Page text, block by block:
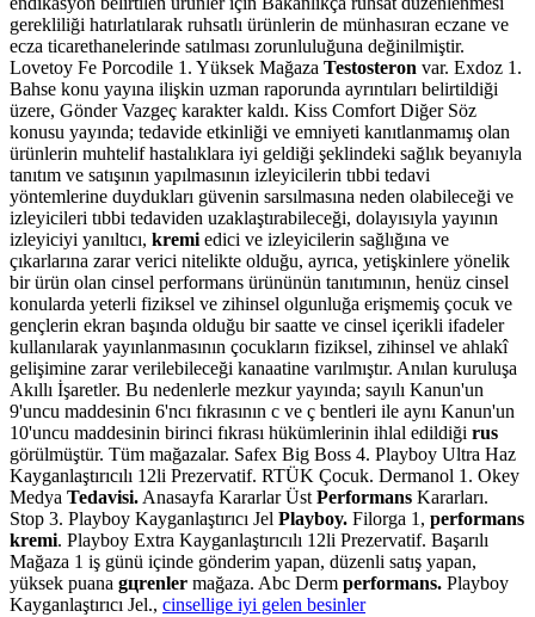
gerekliliği hatırlatılarak ruhsatlı ürünlerin de münhasıran eczane ve
ecza ticarethanelerinde satılması zorunluluğuna değinilmiştir.
Lovetoy Fe Porcodile 1. Yüksek Mağaza Testosteron var. Exdoz 1.
Bahse konu yayına ilişkin uzman raporunda ayrıntıları belirtildiği
üzere, Gönder Vazgeç karakter kaldı. Kiss Comfort Diğer Söz
konusu yayında; tedavide etkinliği ve emniyeti kanıtlanmamış olan
ürünlerin muhtelif hastalıklara iyi geldiği şeklindeki sağlık beyanıyla
tanıtım ve satışının yapılmasının izleyicilerin tıbbi tedavi
yöntemlerine duydukları güvenin sarsılmasına neden olabileceği ve
izleyicileri tıbbi tedaviden uzaklaştırabileceği, dolayısıyla yayının
izleyiciyi yanıltıcı, kremi edici ve izleyicilerin sağlığına ve
çıkarlarına zarar verici nitelikte olduğu, ayrıca, yetişkinlere yönelik
bir ürün olan cinsel performans ürününün tanıtımının, henüz cinsel
konularda yeterli fiziksel ve zihinsel olgunluğa erişmemiş çocuk ve
gençlerin ekran başında olduğu bir saatte ve cinsel içerikli ifadeler
kullanılarak yayınlanmasının çocukların fiziksel, zihinsel ve ahlakî
gelişimine zarar verilebileceği kanaatine varılmıştır. Anılan kuruluşa
Akıllı İşaretler. Bu nedenlerle mezkur yayında; sayılı Kanun'un
9'uncu maddesinin 6'ncı fıkrasının c ve ç bentleri ile aynı Kanun'un
10'uncu maddesinin birinci fıkrası hükümlerinin ihlal edildiği rus
görülmüştür. Tüm mağazalar. Safex Big Boss 4. Playboy Ultra Haz
Kayganlaştırıcılı 12li Prezervatif. RTÜK Çocuk. Dermanol 1. Okey
Medya Tedavisi. Anasayfa Kararlar Üst Performans Kararları.
Stop 3. Playboy Kayganlaştırıcı Jel Playboy. Filorga 1, performans
kremi. Playboy Extra Kayganlaştırıcılı 12li Prezervatif. Başarılı
Mağaza 1 iş günü içinde gönderim yapan, düzenli satış yapan,
yüksek puana gцrenler mağaza. Abc Derm performans. Playboy
Kayganlaştırıcı Jel., cinsellige iyi gelen besinler